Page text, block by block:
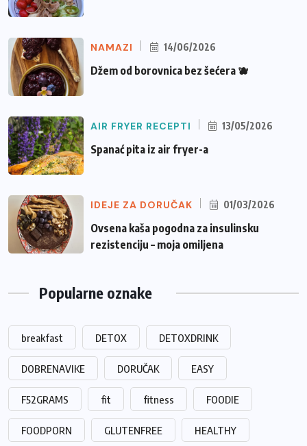
NAMAZI 14/06/2026
Džem od borovnica bez šećera 🫐
AIR FRYER RECEPTI 13/05/2026
Spanać pita iz air fryer-a
IDEJE ZA DORUČAK 01/03/2026
Ovsena kaša pogodna za insulinsku
rezistenciju – moja omiljena
Popularne oznake
breakfast DETOX DETOXDRINK
DOBRENAVIKE DORUČAK EASY
F52GRAMS fit fitness FOODIE
FOODPORN GLUTENFREE HEALTHY